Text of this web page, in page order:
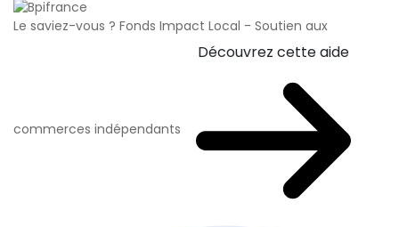
Le saviez-vous ? Fonds Impact Local - Soutien aux
commerces indépendants
Découvrez cette aide